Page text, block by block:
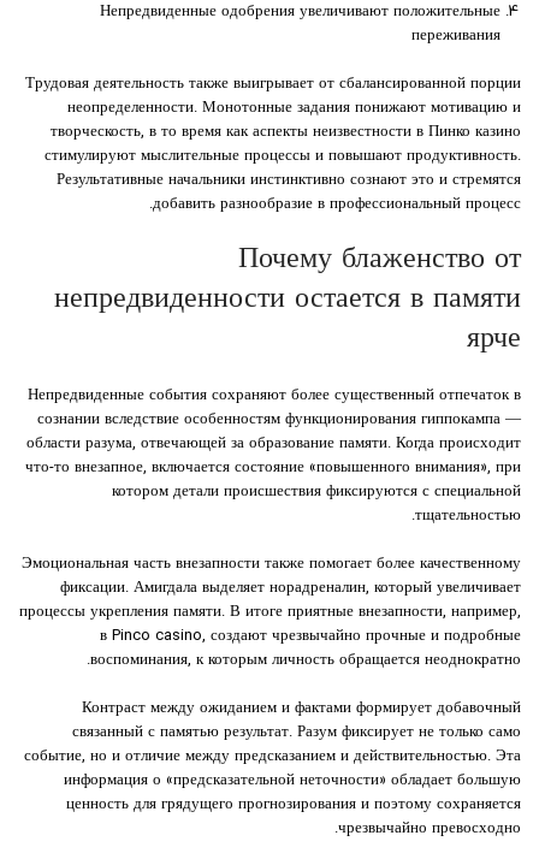
Непредвиденные одобрения увеличивают положительные
переживания
Трудовая деятельность также выигрывает от сбалансированной порции
неопределенности. Монотонные задания понижают мотивацию и
творческость, в то время как аспекты неизвестности в Пинко казино
стимулируют мыслительные процессы и повышают продуктивность.
Результативные начальники инстинктивно сознают это и стремятся
добавить разнообразие в профессиональный процесс.
Почему блаженство от
непредвиденности остается в памяти
ярче
Непредвиденные события сохраняют более существенный отпечаток в
сознании вследствие особенностям функционирования гиппокампа —
области разума, отвечающей за образование памяти. Когда происходит
что-то внезапное, включается состояние «повышенного внимания», при
котором детали происшествия фиксируются с специальной
тщательностью.
Эмоциональная часть внезапности также помогает более качественному
фиксации. Амигдала выделяет норадреналин, который увеличивает
процессы укрепления памяти. В итоге приятные внезапности, например,
в Pinco casino, создают чрезвычайно прочные и подробные
воспоминания, к которым личность обращается неоднократно.
Контраст между ожиданием и фактами формирует добавочный
связанный с памятью результат. Разум фиксирует не только само
событие, но и отличие между предсказанием и действительностью. Эта
информация о «предсказательной неточности» обладает большую
ценность для грядущего прогнозирования и поэтому сохраняется
чрезвычайно превосходно.